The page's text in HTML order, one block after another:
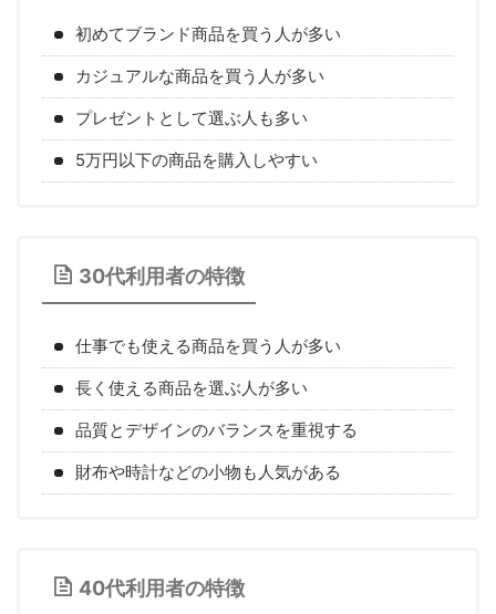
初めてブランド商品を買う人が多い
カジュアルな商品を買う人が多い
プレゼントとして選ぶ人も多い
5万円以下の商品を購入しやすい
30代利用者の特徴
仕事でも使える商品を買う人が多い
長く使える商品を選ぶ人が多い
品質とデザインのバランスを重視する
財布や時計などの小物も人気がある
40代利用者の特徴